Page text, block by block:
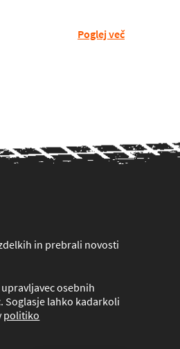
Poglej več
in prebrali novosti
osebnih
Soglasje lahko kadarkoli
politiko